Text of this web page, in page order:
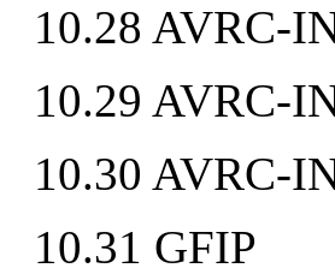
10.28 AVRC-
10.29 AVRC-
10.30 AVRC-
10.31 GFIP